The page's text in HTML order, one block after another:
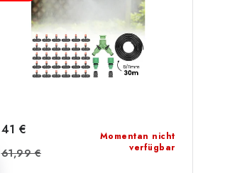
Momentan nicht
verfügbar
41 €
61,99 €